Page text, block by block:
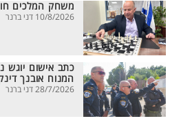
משחק המלכים
10/8/2026 דני ברנר
כתב אישום
המנוח אובנך
28/7/2026 דני ברנר